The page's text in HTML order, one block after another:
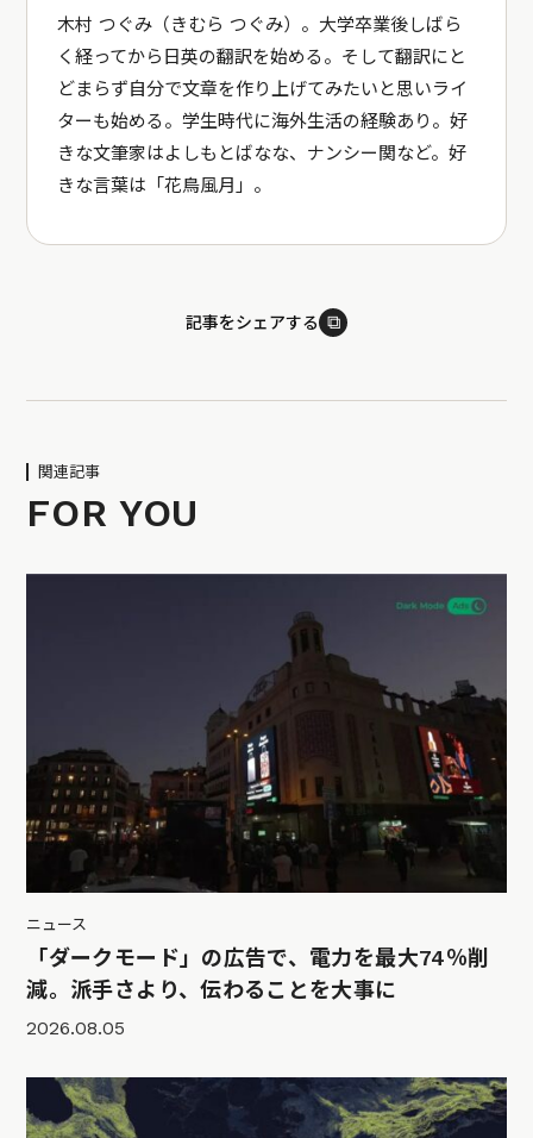
木村 つぐみ（きむら つぐみ）。大学卒業後しばら
く経ってから日英の翻訳を始める。そして翻訳にと
どまらず自分で文章を作り上げてみたいと思いライ
ターも始める。学生時代に海外生活の経験あり。好
きな文筆家はよしもとばなな、ナンシー関など。好
きな言葉は「花鳥風月」。
記事をシェアする ⧉
関連記事
FOR YOU
ニュース
「ダークモード」の広告で、電力を最大74％削
減。派手さより、伝わることを大事に
2026.08.05